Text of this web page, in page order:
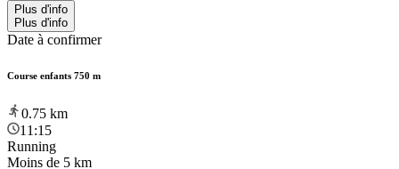
Plus d'info
Plus d'info
Date à confirmer
Course enfants 750 m
0.75 km
11:15
Running
Moins de 5 km